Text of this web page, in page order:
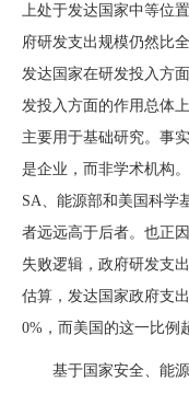
上处于发达国家中等位
府研发支出规模仍然比
发达国家在研发投入方
发投入方面的作用总体
主要用于基础研究。事
是企业，而非学术机构
SA、能源部和美国科学
者远远高于后者。也正
失败逻辑，政府研发支
估算，发达国家政府支
0%，而美国的这一比例
基于国家安全、能